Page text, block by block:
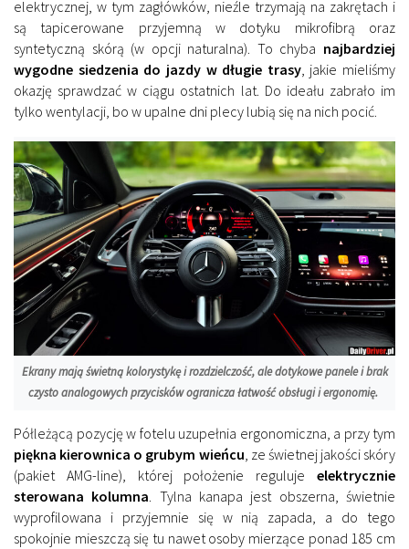
elektrycznej, w tym zagłówków, nieźle trzymają na zakrętach i
są tapicerowane przyjemną w dotyku mikrofibrą oraz
syntetyczną skórą (w opcji naturalna). To chyba najbardziej
wygodne siedzenia do jazdy w długie trasy, jakie mieliśmy
okazję sprawdzać w ciągu ostatnich lat. Do ideału zabrało im
tylko wentylacji, bo w upalne dni plecy lubią się na nich pocić.
Ekrany mają świetną kolorystykę i rozdzielczość, ale dotykowe panele i brak
czysto analogowych przycisków ogranicza łatwość obsługi i ergonomię.
Półleżącą pozycję w fotelu uzupełnia ergonomiczna, a przy tym
piękna kierownica o grubym wieńcu, ze świetnej jakości skóry
(pakiet AMG-line), której położenie reguluje elektrycznie
sterowana kolumna. Tylna kanapa jest obszerna, świetnie
wyprofilowana i przyjemnie się w nią zapada, a do tego
spokojnie mieszczą się tu nawet osoby mierzące ponad 185 cm